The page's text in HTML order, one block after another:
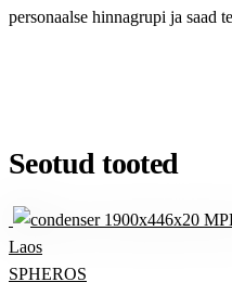
personaalse hinnagrupi ja saad
Seotud tooted
Laos
SPHEROS